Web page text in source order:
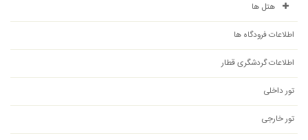
هتل ها
اطلاعات فرودگاه ها
اطلاعات گردشگری قطار
تور داخلی
تور خارجی